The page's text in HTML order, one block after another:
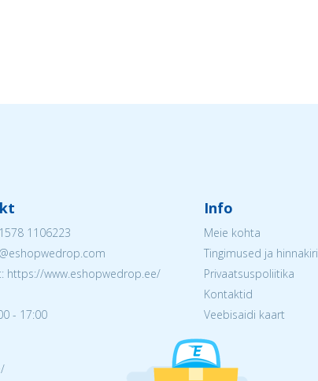
1106223
https://www.eshopwedrop.ee/
- 17:00
Info
Meie kohta
Tingimused ja hinnakiri
Privaatsuspoliitika
Kontaktid
Veebisaidi kaart